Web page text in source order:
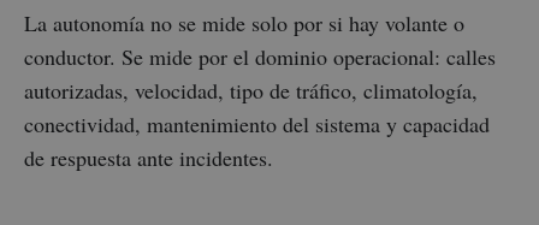
La autonomía no se mide solo por si hay volante o
conductor. Se mide por el dominio operacional: calles
autorizadas, velocidad, tipo de tráfico, climatología,
conectividad, mantenimiento del sistema y capacidad
de respuesta ante incidentes.